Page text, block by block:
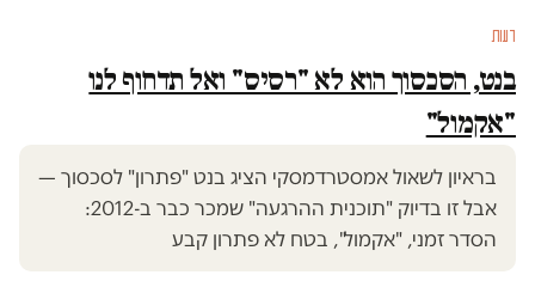
דעות
בנט, הסכסוך הוא לא "רסיס" ואל תדחוף לנו
"אקמול"
בראיון לשאול אמסטרדמסקי הציג בנט "פתרון" לסכסוך —
אבל זו בדיוק "תוכנית ההרגעה" שמכר כבר ב-2012:
הסדר זמני, "אקמול", בטח לא פתרון קבע